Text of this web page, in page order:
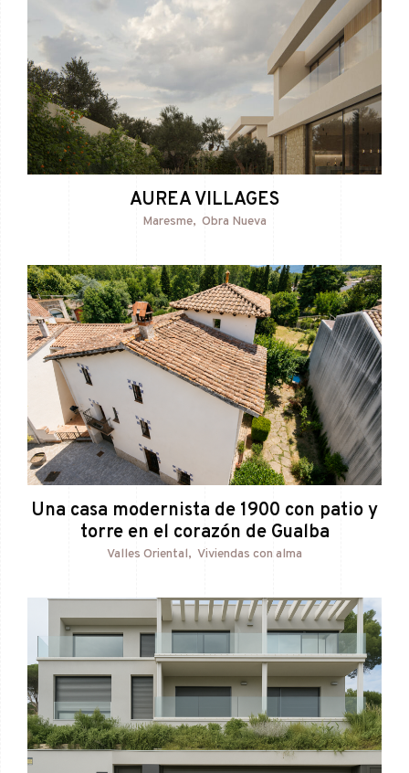
AUREA VILLAGES
Maresme Obra Nueva
Una casa modernista de 1900 con patio y
torre en el corazón de Gualba
Valles Oriental Viviendas con alma